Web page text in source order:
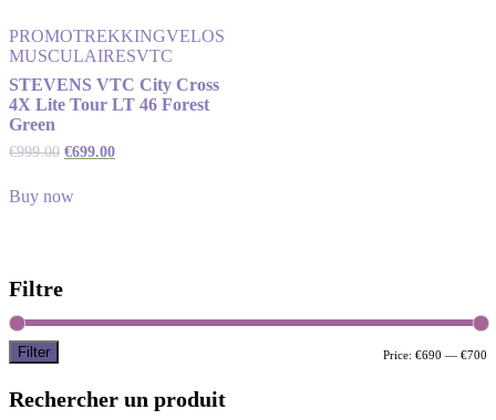
PROMOTREKKINGVELOS
MUSCULAIRESVTC
STEVENS VTC City Cross
4X Lite Tour LT 46 Forest
Green
€999.00 €699.00
Buy now
Filtre
Filter Price: €690 — €700
Rechercher un produit